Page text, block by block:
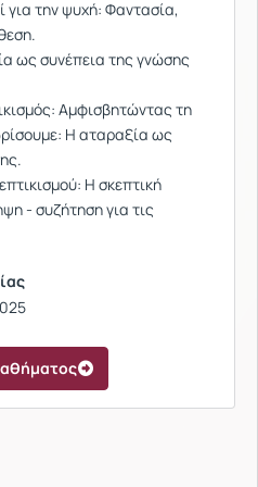
για την ψυχή: Φαντασία,
ως συνέπεια της γνώσης
Αμφισβητώντας τη
Η αταραξία ως
Η σκεπτική
- συζήτηση για τις